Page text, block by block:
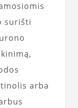
surišti
arba